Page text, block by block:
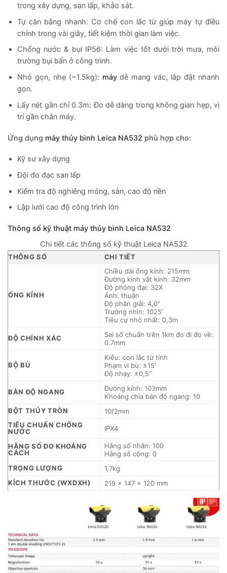
trong xây dựng, san lấp, khảo sát.
Tự cân bằng nhanh: Cơ chế con lắc từ giúp máy tự điều
chỉnh trong vài giây, tiết kiệm thời gian làm việc.
Chống nước & bụi IP56: Làm việc tốt dưới trời mưa, môi
trường bụi bẩn ở công trình.
Nhỏ gọn, nhẹ (~1.5kg): máydễ mang vác, lắp đặt nhanh
gọn.
Lấy nét gần chỉ 0.3m: Đo dễ dàng trong không gian hẹp, vị
trí gần chân máy.
Ứng dụng máy thủy bình Leica NA532 phù hợp cho:
Kỹ sư xây dựng
Đội đo đạc san lấp
Kiểm tra độ nghiêng móng, sàn, cao độ nền
Lập lưới cao độ công trình lớn
Thông số kỹ thuật máy thủy bình Leica NA532
Chi tiết các thông số kỹ thuật Leica NA532
THÔNG SỐ CHI TIẾT
ỐNG KÍNH
Chiều dài ống kính: 215mm
Đường kính vật kính: 32mm
Độ phóng đại: 32X
Ảnh: thuận
Độ phân giải: 4,0”
Trường nhìn: 1025’
Tiêu cự nhỏ nhất: 0,3m
ĐỘ CHÍNH XÁC
Sai số chuẩn trên 1km đo đi đo về:
0.7mm
BỘ BÙ
Kiểu: con lắc từ tính
Phạm vi bù: ±15′
Độ nhạy: ±0,5”
BÀN ĐỘ NGANG
Đường kính: 103mm
Khoảng chia bàn độ ngang: 10
BỘT THỦY TRÒN
10’/2mm
TIÊU CHUẨN CHỐNG
NƯỚC
IPX4
HẰNG SỐ ĐO KHOẢNG
CÁCH
Hằng số nhân: 100
Hằng số cộng: 0
TRỌNG LƯỢNG
1,7kg
KÍCH THƯỚC (WXDXH)
219 x 147 x 120 mm